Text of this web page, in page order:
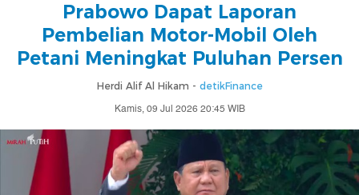
Prabowo Dapat Laporan
Pembelian Motor-Mobil Oleh
Petani Meningkat Puluhan Persen
Herdi Alif Al Hikam - detikFinance
Kamis, 09 Jul 2026 20:45 WIB